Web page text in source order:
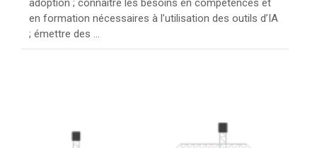
adoption ; connaître les besoins en compétences et
en formation nécessaires à l’utilisation des outils d’IA
; émettre des ...